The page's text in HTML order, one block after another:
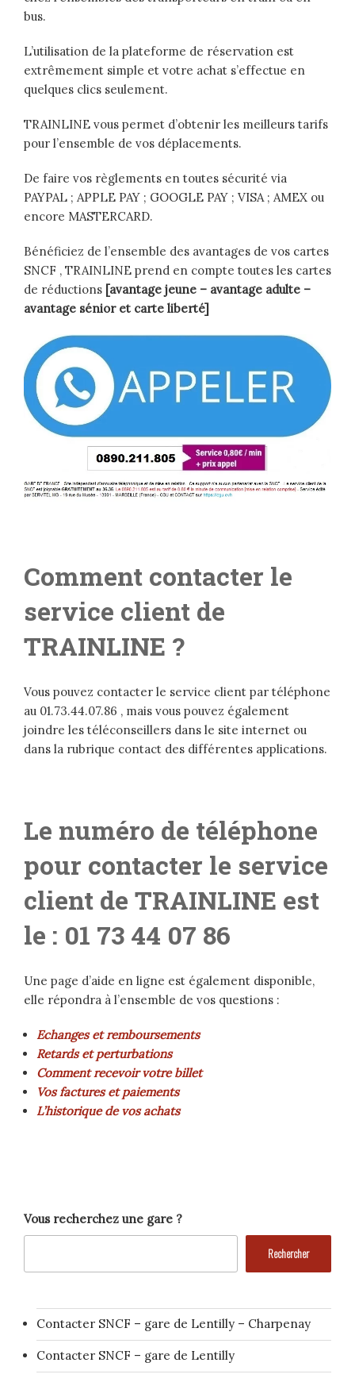
bus.
L’utilisation de la plateforme de réservation est
extrêmement simple et votre achat s’effectue en
quelques clics seulement.
TRAINLINE vous permet d’obtenir les meilleurs tarifs
pour l’ensemble de vos déplacements.
De faire vos règlements en toutes sécurité via
PAYPAL ; APPLE PAY ; GOOGLE PAY ; VISA ; AMEX ou
encore MASTERCARD.
Bénéficiez de l’ensemble des avantages de vos cartes
SNCF , TRAINLINE prend en compte toutes les cartes
de réductions [avantage jeune – avantage adulte –
avantage sénior et carte liberté]
Comment contacter le
service client de
TRAINLINE ?
Vous pouvez contacter le service client par téléphone
au 01.73.44.07.86 , mais vous pouvez également
joindre les téléconseillers dans le site internet ou
dans la rubrique contact des différentes applications.
Le numéro de téléphone
pour contacter le service
client de TRAINLINE est
le : 01 73 44 07 86
Une page d’aide en ligne est également disponible,
elle répondra à l’ensemble de vos questions :
Echanges et remboursements
Retards et perturbations
Comment recevoir votre billet
Vos factures et paiements
L’historique de vos achats
Vous recherchez une gare ?
Rechercher
Contacter SNCF – gare de Lentilly – Charpenay
Contacter SNCF – gare de Lentilly